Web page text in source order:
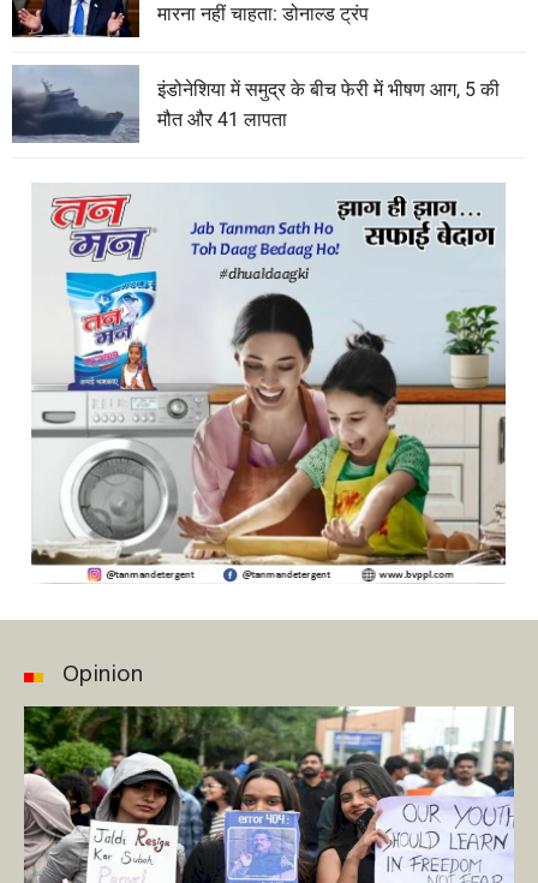
मारना नहीं चाहता: डोनाल्ड ट्रंप
इंडोनेशिया में समुद्र के बीच फेरी में भीषण आग, 5 की
मौत और 41 लापता
Opinion